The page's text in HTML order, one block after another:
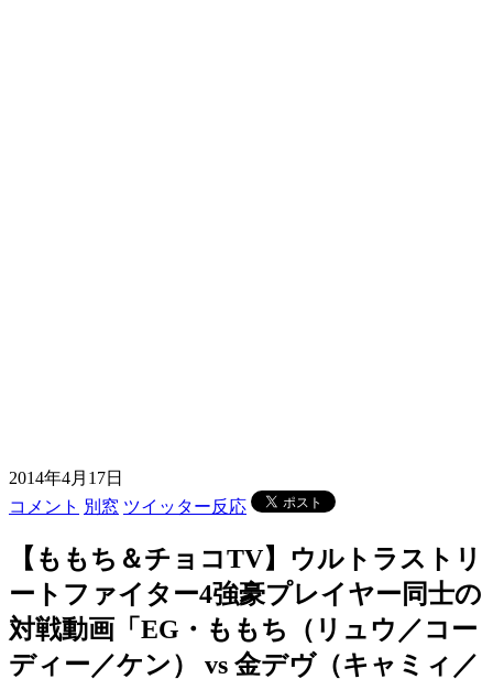
2014年4月17日
コメント 別窓 ツイッター反応
【ももち＆チョコTV】ウルトラストリ
ートファイター4強豪プレイヤー同士の
対戦動画「EG・ももち（リュウ／コー
ディー／ケン） vs 金デヴ（キャミィ／